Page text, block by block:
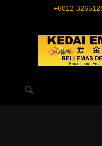
+6012-